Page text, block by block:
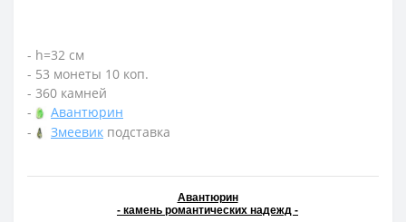
- h=32 см
- 53 монеты 10 коп.
- 360 камней
-
Авантюрин
-
Змеевик подставка
Авантюрин
- камень романтических надежд -